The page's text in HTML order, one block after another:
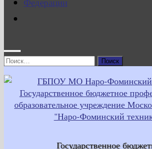
Найти:
Государственное